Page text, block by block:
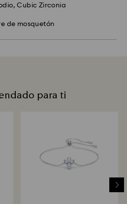
Cubic Zirconia
de mosquetón
para ti